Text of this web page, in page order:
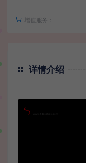
增值服务：
详情介绍